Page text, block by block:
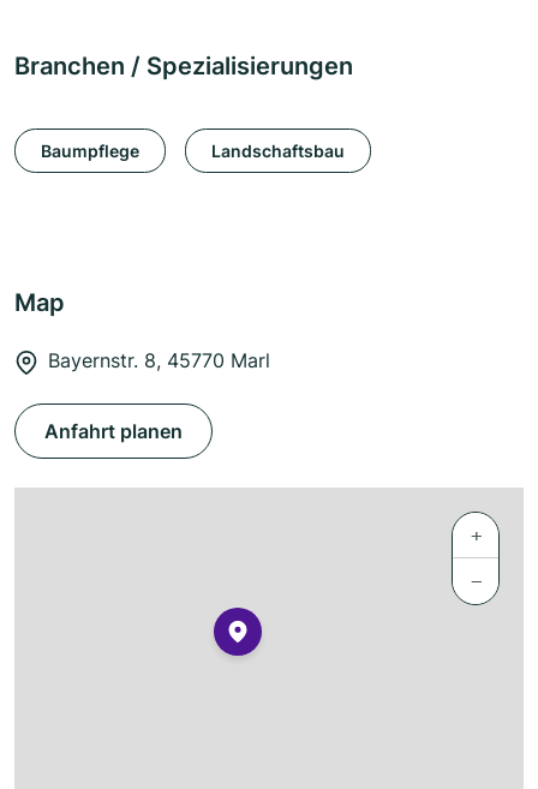
Branchen / Spezialisierungen
Baumpflege Landschaftsbau
Map
Bayernstr. 8, 45770 Marl
Anfahrt planen
+
−